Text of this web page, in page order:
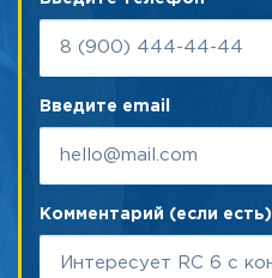
Введите email
Комментарий (если есть)